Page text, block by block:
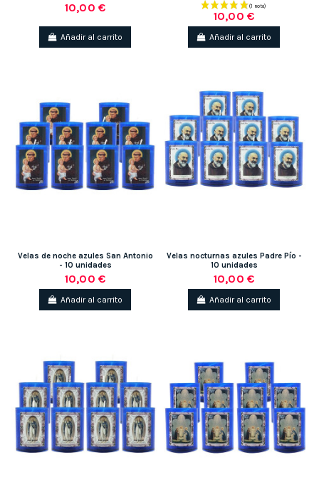
10,00 €
Añadir al carrito
10,00 €
Añadir al carrito
Velas de noche azules San Antonio
- 10 unidades
10,00 €
Añadir al carrito
Velas nocturnas azules Padre Pío -
10 unidades
10,00 €
Añadir al carrito